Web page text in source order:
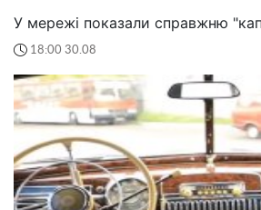
У мережі показали справжню
18:00 30.08